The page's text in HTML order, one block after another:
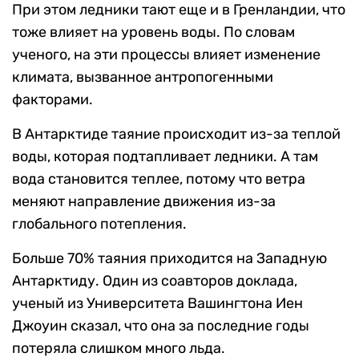
При этом ледники тают еще и в Гренландии, что
тоже влияет на уровень воды. По словам
ученого, на эти процессы влияет изменение
климата, вызванное антропогенными
факторами.
В Антарктиде таяние происходит из-за теплой
воды, которая подтапливает ледники. А там
вода становится теплее, потому что ветра
меняют направление движения из-за
глобального потепления.
Больше 70% таяния приходится на Западную
Антарктиду. Один из соавторов доклада,
ученый из Университета Вашингтона Иен
Джоуин сказал, что она за последние годы
потеряла слишком много льда.